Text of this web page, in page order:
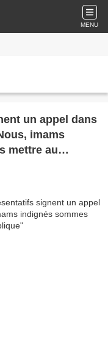
MENU
un appel dans
imams
mettre au